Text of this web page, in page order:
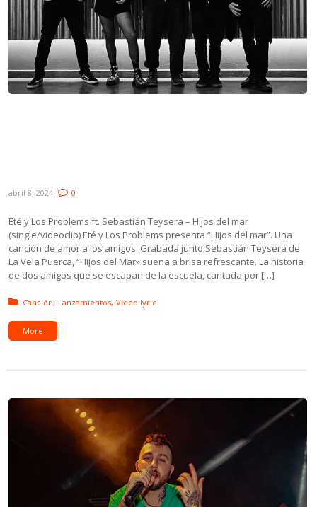
abril 8, 2024 0
Eté y Los Problems ft. Sebastián Teysera – Hijos del mar
(single/videoclip) Eté y Los Problems presenta “Hijos del mar”. Una
canción de amor a los amigos. Grabada junto Sebastián Teysera de
La Vela Puerca, “Hijos del Mar» suena a brisa refrescante. La historia
de dos amigos que se escapan de la escuela, cantada por […]
Posted in:
Canción Lanzamientos Video lyric
More